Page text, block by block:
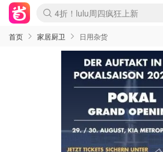
Boticinal 夏促开抢！
4折！lulu周四疯狂上新
还没结束！&OtherStories大促
Joybuy变相75折 随时失效
速领！Stanley独家85折
疑似霸哥！Camper额外叠85折
Zalando 奥莱闪促！每日更新
Moncler反季囤！5折起+叠9折
Coach Brooklyn仅€192
首页 家居厨卫 日用杂货